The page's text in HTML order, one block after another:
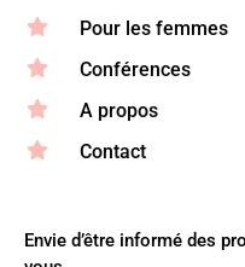
Pour les femmes
Conférences
A propos
Contact
Envie d’être informé des